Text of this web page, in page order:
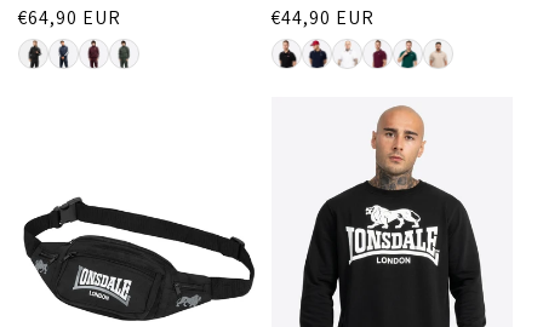
Normaler
Preis
€64,90 EUR
Normaler
Preis
€44,90 EUR